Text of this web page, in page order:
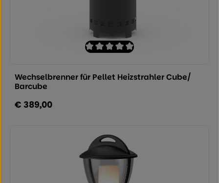
Wechselbrenner für Pellet Heizstrahler Cube/
Barcube
Regulärer Preis:
€ 389,00